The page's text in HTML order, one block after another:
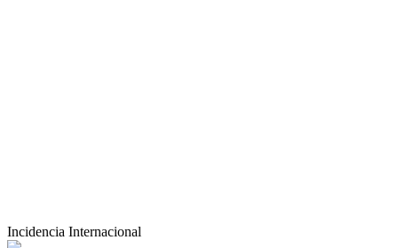
Incidencia Internacional